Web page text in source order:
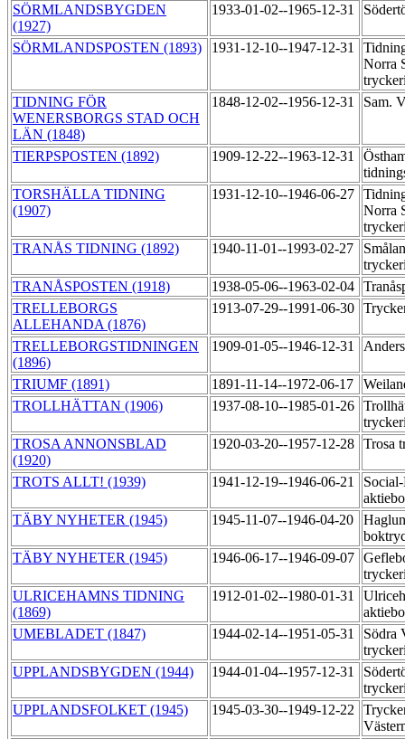
SÖRMLANDSBYGDEN
(1927)
1933-01-02--1965-12-31
SÖRMLANDSPOSTEN (1893) 1931-12-10--1947-12-31
Norra
TIDNING FÖR
WENERSBORGS STAD OCH
LÄN (1848)
1848-12-02--1956-12-31 Sam.
TIERPSPOSTEN (1892) 1909-12-22--1963-12-31
TORSHÄLLA TIDNING
(1907)
1931-12-10--1946-06-27
Norra
TRANÅS TIDNING (1892)
1940-11-01--1993-02-27
TRANÅSPOSTEN (1918)
1938-05-06--1963-02-04
TRELLEBORGS
ALLEHANDA (1876)
1913-07-29--1991-06-30
TRELLEBORGSTIDNINGEN
(1896)
1909-01-05--1946-12-31
TRIUMF (1891) 1891-11-14--1972-06-17
TROLLHÄTTAN (1906)
1937-08-10--1985-01-26
TROSA ANNONSBLAD
(1920)
1920-03-20--1957-12-28 Trosa
TROTS ALLT! (1939) 1941-12-19--1946-06-21
TÄBY NYHETER (1945)
1945-11-07--1946-04-20
TÄBY NYHETER (1945)
1946-06-17--1946-09-07
ULRICEHAMNS TIDNING
(1869)
1912-01-02--1980-01-31
UMEBLADET (1847)
1944-02-14--1951-05-31
Södra
UPPLANDSBYGDEN (1944)
1944-01-04--1957-12-31
UPPLANDSFOLKET (1945)
1945-03-30--1949-12-22